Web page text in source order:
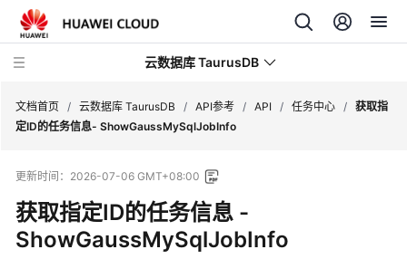
云数据库 TaurusDB
最
新
动
文档首页 / 云数据库 TaurusDB / API参考 / API / 任务中心 / 获取指
定ID的任务信息- ShowGaussMySqlJobInfo
更新时间： 2026-07-06 GMT+08:00
获取指定ID的任务信息 -
ShowGaussMySqlJobInfo